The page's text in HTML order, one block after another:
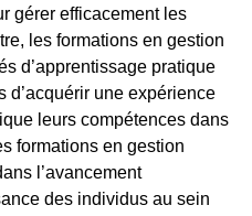
gérer efficacement les
les formations en gestion
d’apprentissage pratique
d’acquérir une expérience
leurs compétences dans
formations en gestion
l’avancement
des individus au sein